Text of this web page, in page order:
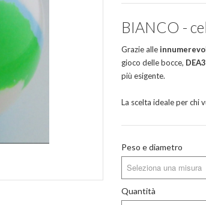
BIANCO -
Grazie alle
gioco delle bocce, DEA3
più esigente.
La scelta ideale per chi
Peso e diametro
Seleziona una misura
Quantità